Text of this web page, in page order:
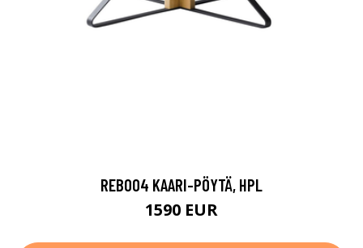
REB004 KAARI-PÖYTÄ, HPL
1590 EUR